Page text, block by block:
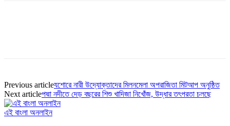
Previous articleযশোরে নারী উদ্যোক্তাদের মিলনমেলা অপরাজিতা মিটআপ অনুষ্ঠিত
Next articleপদ্মা নদীতে দেড় বছরের শিশু খাদিজা নিখোঁজ, উদ্ধার তৎপরতা চলছে
এই বাংলা অনলাইন